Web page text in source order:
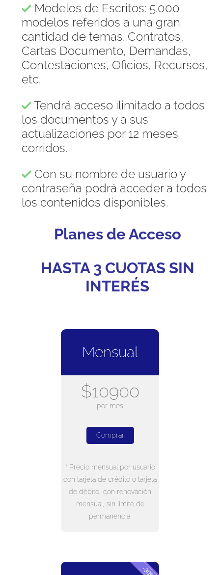
Modelos de Escritos: 5.000
modelos referidos a una gran
cantidad de temas. Contratos,
Cartas Documento, Demandas,
Contestaciones, Oficios, Recursos,
etc.
Tendrá acceso ilimitado a todos
los documentos y a sus
actualizaciones por 12 meses
corridos.
Con su nombre de usuario y
contraseña podrá acceder a todos
los contenidos disponibles.
Planes de Acceso
HASTA 3 CUOTAS SIN
INTERÉS
Mensual
$10900
por mes
Comprar
* Precio mensual por usuario
con tarjeta de crédito o tarjeta
de débito, con renovación
mensual, sin límite de
permanencia.